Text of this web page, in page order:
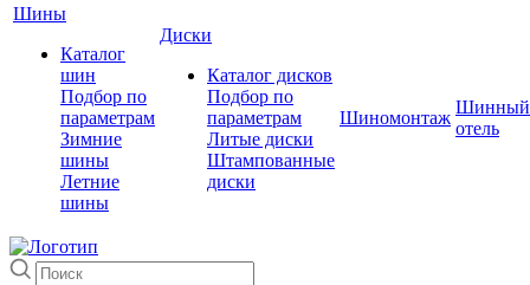
Шины
Каталог
шин
Подбор по
параметрам
Зимние
шины
Летние
шины
Диски
Каталог дисков
Подбор по
параметрам
Литые диски
Штампованные
диски
Шиномонтаж
Шинный
отель